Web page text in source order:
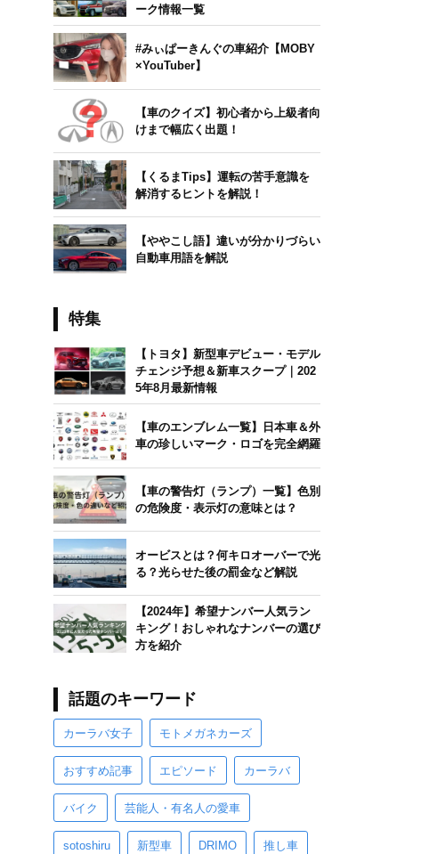
ーク情報一覧
#みぃぱーきんぐの車紹介【MOBY
×YouTuber】
【車のクイズ】初心者から上級者向
けまで幅広く出題！
【くるまTips】運転の苦手意識を
解消するヒントを解説！
【ややこし語】違いが分かりづらい
自動車用語を解説
特集
【トヨタ】新型車デビュー・モデル
チェンジ予想＆新車スクープ｜202
5年8月最新情報
【車のエンブレム一覧】日本車＆外
車の珍しいマーク・ロゴを完全網羅
【車の警告灯（ランプ）一覧】色別
の危険度・表示灯の意味とは？
オービスとは？何キロオーバーで光
る？光らせた後の罰金など解説
【2024年】希望ナンバー人気ラン
キング！おしゃれなナンバーの選び
方を紹介
話題のキーワード
カーラバ女子 モトメガネカーズ
おすすめ記事 エピソード カーラバ
バイク 芸能人・有名人の愛車
sotoshiru 新型車 DRIMO 推し車